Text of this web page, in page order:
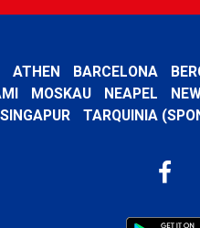
ATHEN BARCELONA
MOSKAU NEAPEL
SINGAPUR TARQUINIA